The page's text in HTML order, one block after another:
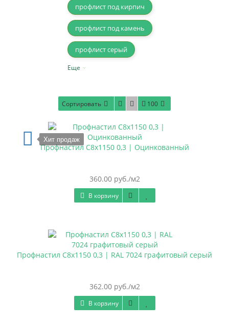
профлист под кирпич
профлист под камень
профлист серый
Еще
Сортировать 100
Хит продаж
Профнастил С8х1150 0,3 | Оцинкованный
360.00 руб./м2
В корзину
Профнастил С8х1150 0,3 | RAL 7024 графитовый серый
362.00 руб./м2
В корзину